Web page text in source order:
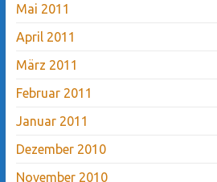
Mai 2011
April 2011
März 2011
Februar 2011
Januar 2011
Dezember 2010
November 2010